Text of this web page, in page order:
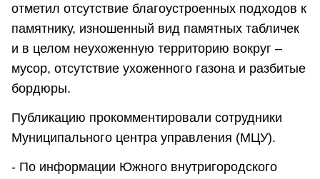
отметил отсутствие благоустроенных подходов к
памятнику, изношенный вид памятных табличек
и в целом неухоженную территорию вокруг –
мусор, отсутствие ухоженного газона и разбитые
бордюры.
Публикацию прокомментировали сотрудники
Муниципального центра управления (МЦУ).
- По информации Южного внутригородского